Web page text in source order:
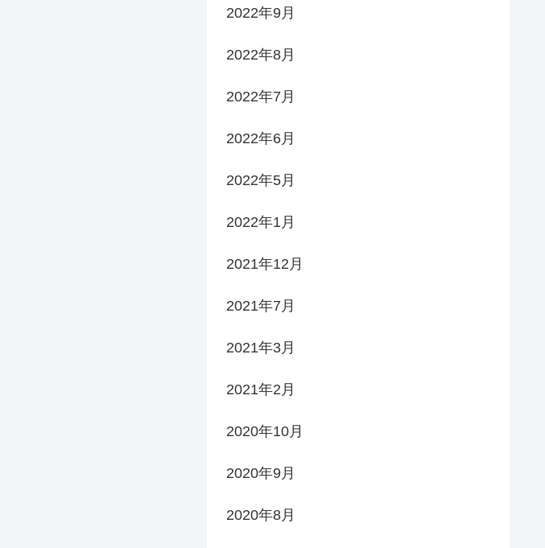
2022年9月
2022年8月
2022年7月
2022年6月
2022年5月
2022年1月
2021年12月
2021年7月
2021年3月
2021年2月
2020年10月
2020年9月
2020年8月